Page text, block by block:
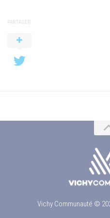
PARTAGER
Vichy Communauté ©